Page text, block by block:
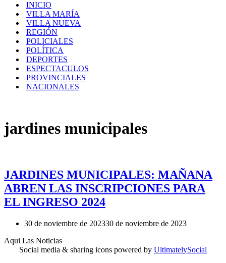
INICIO
VILLA MARÍA
VILLA NUEVA
REGIÓN
POLICIALES
POLÍTICA
DEPORTES
ESPECTACULOS
PROVINCIALES
NACIONALES
jardines municipales
JARDINES MUNICIPALES: MAÑANA
ABREN LAS INSCRIPCIONES PARA
EL INGRESO 2024
30 de noviembre de 202330 de noviembre de 2023
Aqui Las Noticias
Social media & sharing icons powered by UltimatelySocial